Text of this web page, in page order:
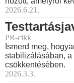
2026.6.21.
PR-cikk
Ismerd meg,
stabilizálásában,
csökkentésében.
2026.3.3.